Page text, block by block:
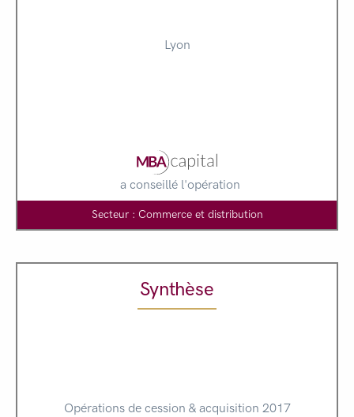
Lyon
a conseillé l'opération
Secteur : Commerce et distribution
Synthèse
Opérations de cession & acquisition 2017